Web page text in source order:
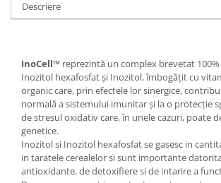
COSRX
Cettua
Haruharu Wonder
Medicube
ARIUL
Dr. Althea
DELLA BORN
Seleniu
Silimarina
Spirulina
Ulei de cocos
Ulei de peste
Ulei MCT
Vitamina A
Descriere
InoCell™ reprezintă un complex brevetat
Inozitol hexafosfat și Inozitol, îmbogățit cu
organic care, prin efectele lor sinergice,
normală a sistemului imunitar și la o protecție
de stresul oxidativ care, în unele cazuri, poate
genetice.
Inozitol si Inozitol hexafosfat se gasesc in
in taratele cerealelor si sunt importante
antioxidante, de detoxifiere si de intarire a